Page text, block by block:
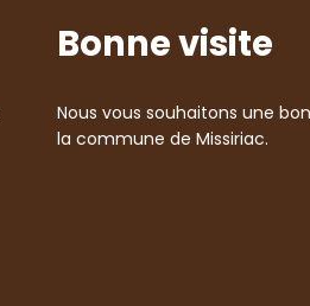
Bonne visite
Nous vous souhaitons une
la commune de Missiriac.